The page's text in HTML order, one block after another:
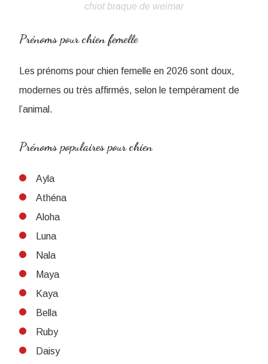
chiot braque de weimar
Prénoms pour chien femelle
Les prénoms pour chien femelle en 2026 sont doux,
modernes ou très affirmés, selon le tempérament de
l’animal.
Prénoms populaires pour chien
Ayla
Athéna
Aloha
Luna
Nala
Maya
Kaya
Bella
Ruby
Daisy